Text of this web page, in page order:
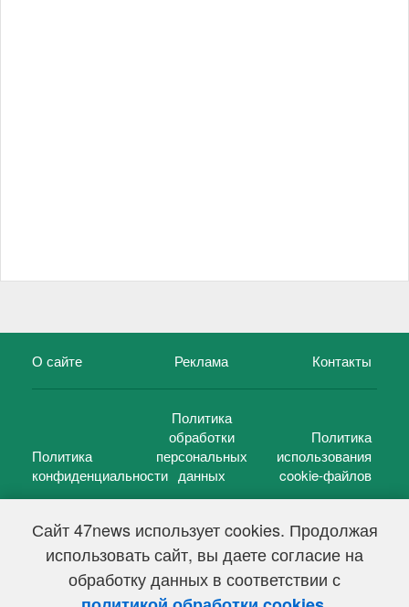
Сайт 47news использует cookies. Продолжая
использовать сайт, вы даете согласие на
обработку данных в соответствии с
О сайте Реклама Контакты
Политика
конфиденциальности
Политика
обработки
персональных
данных
Политика
использования
cookie-файлов
47 новостей (47 news)2005 — 2026 г.
Свидетельство о регистрации СМИ Эл № ФС 77-39848, выдано
Федеральной службой по надзору в сфере связи,